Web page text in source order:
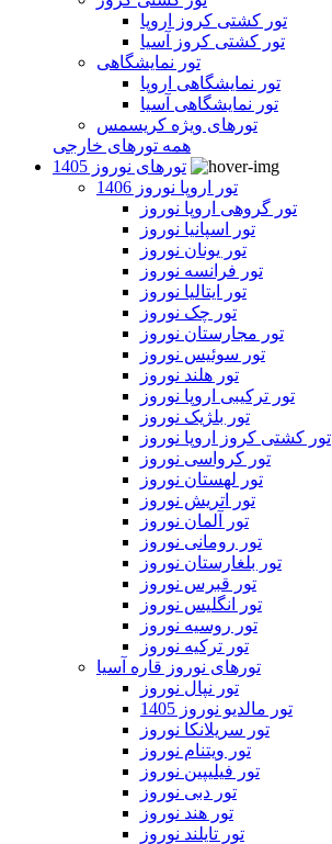
تور کشتی کروز اروپا
تور کشتی کروز آسیا
تور نمایشگاهی
تور نمایشگاهی اروپا
تور نمایشگاهی آسیا
تورهای ویژه کریسمس
همه تورهای خارجی
تورهای نوروز 1405
تور اروپا نوروز 1406
تور گروهی اروپا نوروز
تور اسپانیا نوروز
تور یونان نوروز
تور فرانسه نوروز
تور ایتالیا نوروز
تور چک نوروز
تور مجارستان نوروز
تور سوئیس نوروز
تور هلند نوروز
تور ترکیبی اروپا نوروز
تور بلژیک نوروز
تور کشتی کروز اروپا نوروز
تور کرواسی نوروز
تور لهستان نوروز
تور اتریش نوروز
تور آلمان نوروز
تور رومانی نوروز
تور بلغارستان نوروز
تور قبرس نوروز
تور انگلیس نوروز
تور روسیه نوروز
تور ترکیه نوروز
تورهای نوروز قاره آسیا
تور نپال نوروز
تور مالدیو نوروز 1405
تور سریلانکا نوروز
تور ویتنام نوروز
تور فیلیپین نوروز
تور دبی نوروز
تور هند نوروز
تور تایلند نوروز